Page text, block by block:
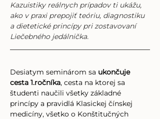
Kazuistiky reálnych prípadov ti ukážu,
ako v praxi prepojiť teóriu, diagnostiku
a dietetické princípy pri zostavovaní
Liečebného jedálnička.
Desiatym seminárom sa ukončuje
cesta 1.ročníka, cesta na ktorej sa
študenti naučili všetky základné
princípy a pravidlá Klasickej čínskej
medicíny, všetko o Konštitučných